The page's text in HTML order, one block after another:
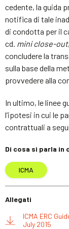
cedente, la guida
notifica di tale
di condotta per il
cd. mini close-out
concludere la
sulla base della
provvedere alla
In ultimo, le linee
l’ipotesi in cui le
contrattuali a
Di cosa si parla in
ICMA
Allegati
ICMA ERC
July 2015